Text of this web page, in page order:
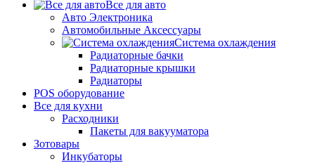
Все для авто
Авто Электроника
Автомобильные Аксессуары
Система охлаждения
Радиаторные бачки
Радиаторные крышки
Радиаторы
POS оборудование
Все для кухни
Расходники
Пакеты для вакууматора
Зотовары
Инкубаторы